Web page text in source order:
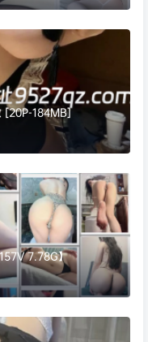
[20P-184MB]
7.78G】